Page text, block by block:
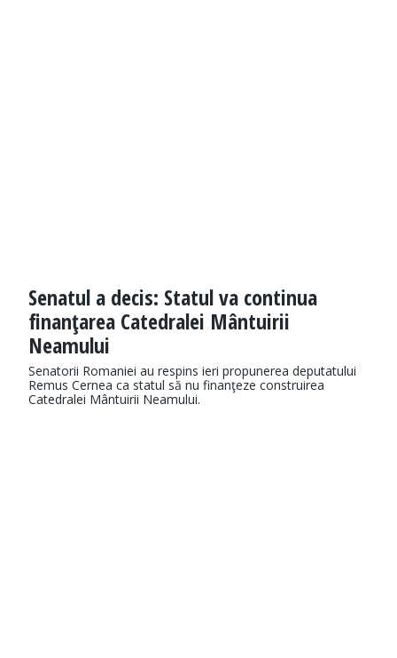
Senatul a decis: Statul va continua
finanţarea Catedralei Mântuirii
Neamului
Senatorii Romaniei au respins ieri propunerea deputatului
Remus Cernea ca statul să nu finanţeze construirea
Catedralei Mântuirii Neamului.